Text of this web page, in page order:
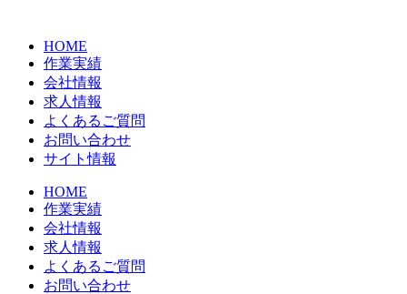
HOME
作業実績
会社情報
求人情報
よくあるご質問
お問い合わせ
サイト情報
HOME
作業実績
会社情報
求人情報
よくあるご質問
お問い合わせ